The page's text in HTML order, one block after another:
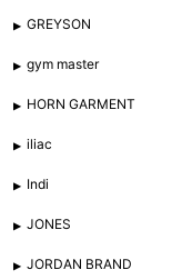
GREYSON
gym master
HORN GARMENT
iliac
Indi
JONES
JORDAN BRAND